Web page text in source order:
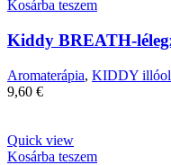
Kosárba teszem
Kiddy BREATH-
Aromaterápia, KIDDY
9,60 €
Quick view
Kosárba teszem